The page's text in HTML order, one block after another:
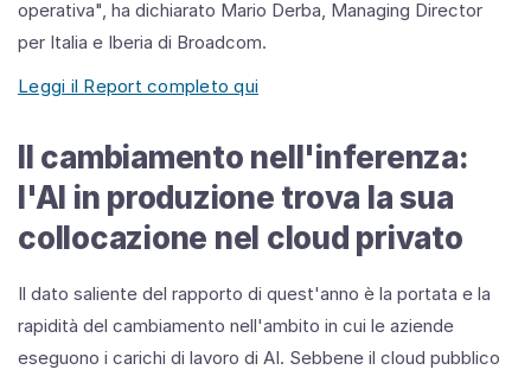
operativa", ha dichiarato Mario Derba, Managing Director
per Italia e Iberia di Broadcom.
Leggi il Report completo qui
Il cambiamento nell'inferenza:
l'AI in produzione trova la sua
collocazione nel cloud privato
Il dato saliente del rapporto di quest'anno è la portata e la
rapidità del cambiamento nell'ambito in cui le aziende
eseguono i carichi di lavoro di AI. Sebbene il cloud pubblico